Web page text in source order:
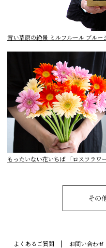
青い草原の絶景 ミルフルール ブルー
もったいない花いちば 「ロスフラワ
その
よくあるご質問 お問い合わせ